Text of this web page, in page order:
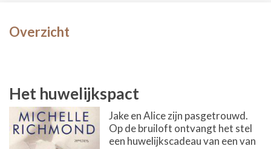
Overzicht
Het huwelijkspact
Jake en Alice zijn pasgetrouwd.
Op de bruiloft ontvangt het stel
een huwelijkscadeau van een van